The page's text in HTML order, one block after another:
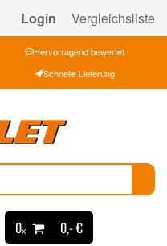
Login Vergleichsliste
Hervorragend bewertet
Schnelle Lieferung
0ₓ 0,- €